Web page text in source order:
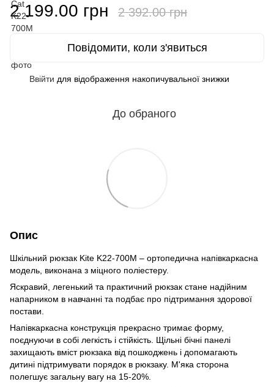
2 199.00 грн 2 392.00 грн
Повідомити, коли з'явиться
Ввійти для відображення накопичувальної знижки
До обраного
Опис
Шкільний рюкзак Kite K22-700M – ортопедична напівкаркасна
модель, виконана з міцного поліестеру.
Яскравий, легенький та практичний рюкзак стане надійним
напарником в навчанні та подбає про підтримання здорової
постави.
Напівкаркасна конструкція прекрасно тримає форму,
поєднуючи в собі легкість і стійкість. Щільні бічні панелі
захищають вміст рюкзака від пошкоджень і допомагають
дитині підтримувати порядок в рюкзаку. М'яка сторона
полегшує загальну вагу на 15-20%.